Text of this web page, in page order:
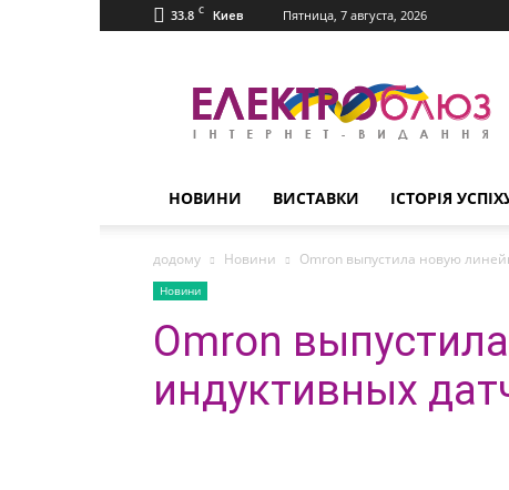
33.8 C Киев Пятница, 7 августа, 2026
НОВИНИ ВИСТАВКИ ІСТОРІЯ
додому Новини Omron выпустила новую
Новини
Omron
индуктивных